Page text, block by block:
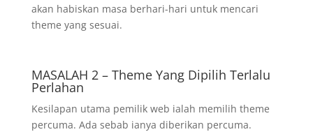
akan habiskan masa berhari-hari untuk mencari
theme yang sesuai.
MASALAH 2 – Theme Yang Dipilih Terlalu
Perlahan
Kesilapan utama pemilik web ialah memilih theme
percuma. Ada sebab ianya diberikan percuma.